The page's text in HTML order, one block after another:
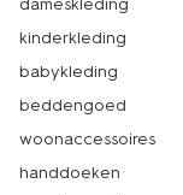
dameskleding
kinderkleding
babykleding
beddengoed
woonaccessoires
handdoeken